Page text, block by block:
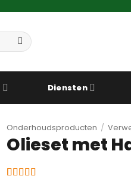
Diensten
Onderhoudsproducten /
Olieset met